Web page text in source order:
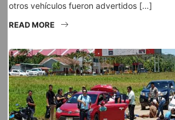
otros vehículos fueron advertidos […]
READ MORE